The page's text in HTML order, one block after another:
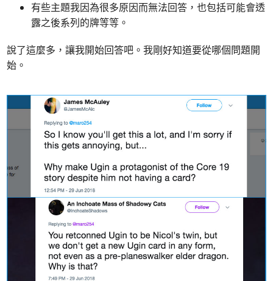
有些主題我因為很多原因而無法回答，也包括可能會透
露之後系列的牌等等。
說了這麼多，讓我開始回答吧。我剛好知道要從哪個問題開
始。